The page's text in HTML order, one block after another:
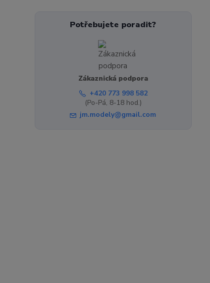
Potřebujete poradit?
Zákaznická podpora
+420 773 998 582
(Po-Pá, 8-18 hod.)
jm.modely@gmail.com